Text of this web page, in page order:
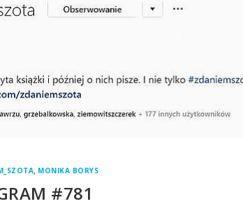
, MONIKA BORYS
#781